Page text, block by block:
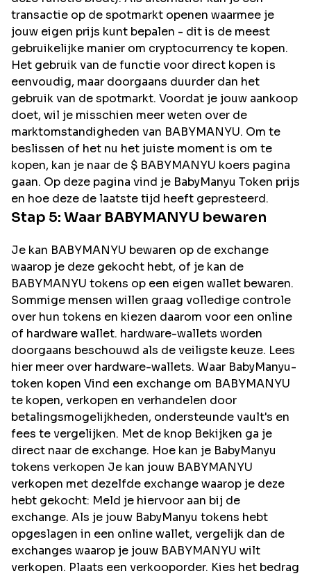
transactie op de spotmarkt openen waarmee je
jouw eigen prijs kunt bepalen - dit is de meest
gebruikelijke manier om cryptocurrency te kopen.
Het gebruik van de functie voor direct kopen is
eenvoudig, maar doorgaans duurder dan het
gebruik van de spotmarkt. Voordat je jouw aankoop
doet, wil je misschien meer weten over de
marktomstandigheden van BABYMANYU. Om te
beslissen of het nu het juiste moment is om te
kopen, kan je naar de $ BABYMANYU koers pagina
gaan. Op deze pagina vind je BabyManyu Token prijs
en hoe deze de laatste tijd heeft gepresteerd.
Stap 5: Waar BABYMANYU bewaren
Je kan BABYMANYU bewaren op de exchange
waarop je deze gekocht hebt, of je kan de
BABYMANYU tokens op een eigen wallet bewaren.
Sommige mensen willen graag volledige controle
over hun tokens en kiezen daarom voor een online
of hardware wallet. hardware-wallets worden
doorgaans beschouwd als de veiligste keuze. Lees
hier meer over hardware-wallets. Waar BabyManyu-
token kopen Vind een exchange om BABYMANYU
te kopen, verkopen en verhandelen door
betalingsmogelijkheden, ondersteunde vault's en
fees te vergelijken. Met de knop Bekijken ga je
direct naar de exchange. Hoe kan je BabyManyu
tokens verkopen Je kan jouw BABYMANYU
verkopen met dezelfde exchange waarop je deze
hebt gekocht: Meld je hiervoor aan bij de
exchange. Als je jouw BabyManyu tokens hebt
opgeslagen in een online wallet, vergelijk dan de
exchanges waarop je jouw BABYMANYU wilt
verkopen. Plaats een verkooporder. Kies het bedrag